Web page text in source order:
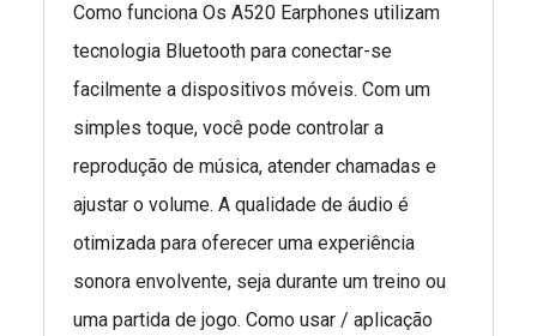
Como funciona Os A520 Earphones utilizam
tecnologia Bluetooth para conectar-se
facilmente a dispositivos móveis. Com um
simples toque, você pode controlar a
reprodução de música, atender chamadas e
ajustar o volume. A qualidade de áudio é
otimizada para oferecer uma experiência
sonora envolvente, seja durante um treino ou
uma partida de jogo. Como usar / aplicação